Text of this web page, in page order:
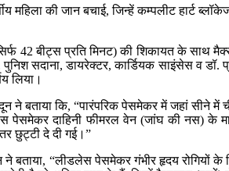
महिला की जान बचाई, जिन्हें कम्पलीट हार्ट
42 बीट्स प्रति मिनट) की शिकायत के साथ
सदाना, डायरेक्टर, कार्डियक साइंसेस व डॉ.
लिया।
ने बताया कि, “पारंपरिक पेसमेकर में जहां सीने
दाहिनी फीमरल वेन (जांघ की नस) के
छुट्टी दे दी गई।”
ने बताया, “लीडलेस पेसमेकर गंभीर हृदय